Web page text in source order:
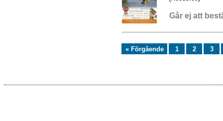
Går ej att
« Förgående 1 2 3